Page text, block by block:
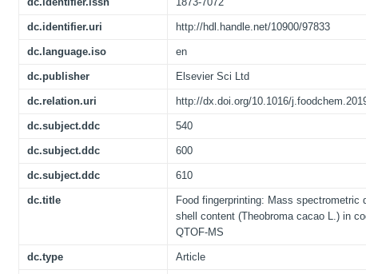
dc.identifier.uri http://hdl.handle.net/10900/97833
dc.language.iso en
dc.publisher Elsevier Sci Ltd
dc.relation.uri http://dx.doi.org/10.1016/
dc.subject.ddc 540
dc.subject.ddc 600
dc.subject.ddc 610
dc.title
Food fingerprinting: Mass spectrometric
shell content (Theobroma cacao L.) in
QTOF-MS
dc.type Article